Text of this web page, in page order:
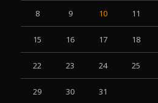
8 9 10 11
15 16 17 18
22 23 24 25
29 30 31